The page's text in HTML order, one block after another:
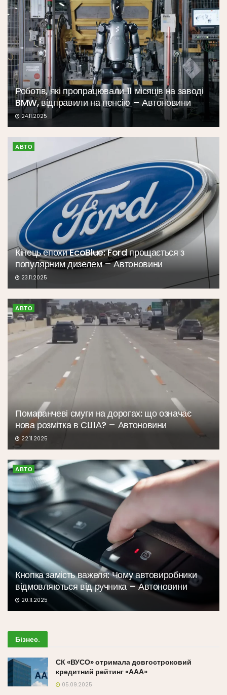
Роботів, які пропрацювали 11 місяців на заводі
BMW, відправили на пенсію – Автоновини
24.11.2025
АВТО
Кінець епохи EcoBlue: Ford прощається з
популярним дизелем – Автоновини
23.11.2025
АВТО
Помаранчеві смуги на дорогах: що означає
нова розмітка в США? – Автоновини
22.11.2025
АВТО
Кнопка замість важеля: Чому автовиробники
відмовляються від ручника – Автоновини
20.11.2025
Бізнес.
СК «ВУСО» отримала довгостроковий
кредитний рейтинг «ААА»
05.09.2025